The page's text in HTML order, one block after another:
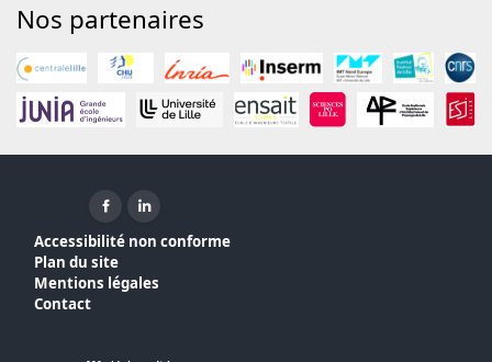
Nos partenaires
Facebook ( nouvelle fenêtre)
Linkedin ( nouvelle fenêtre)
Accessibilité non conforme
Plan du site
Mentions légales
Contact